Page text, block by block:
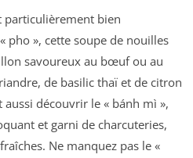
particulièrement bien
pho », cette soupe de nouilles
savoureux au bœuf ou au
de basilic thaï et de citron
découvrir le « bánh mì »,
et garni de charcuteries,
Ne manquez pas le «